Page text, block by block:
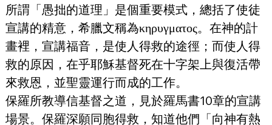
所謂「愚拙的道理」是個重要模式，總括了使徒
宣講的精意，希臘文稱為κηρυγματος。在神的計
畫裡，宣講福音，是使人得救的途徑；而使人得
救的原因，在乎耶穌基督死在十字架上與復活帶
來救恩，並聖靈運行而成的工作。
保羅所教導信基督之道，見於羅馬書10章的宣講
場景。保羅深願同胞得救，知道他們「向神有熱